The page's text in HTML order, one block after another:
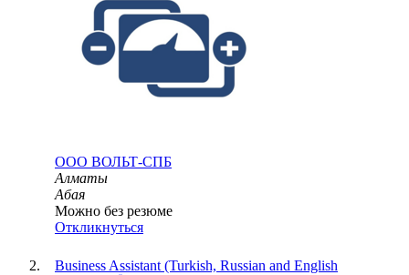
ООО ВОЛЬТ-СПБ
Алматы
Абая
Можно без резюме
Откликнуться
Business Assistant (Turkish, Russian and English